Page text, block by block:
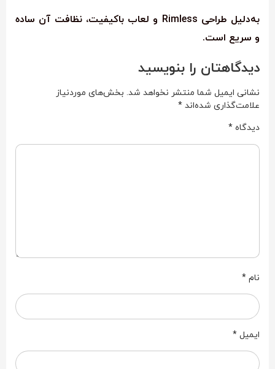
به‌دلیل طراحی Rimless و لعاب باکیفیت، نظافت آن ساده
و سریع است.
دیدگاهتان را بنویسید
نشانی ایمیل شما منتشر نخواهد شد. بخش‌های موردنیاز
علامت‌گذاری شده‌اند *
دیدگاه *
نام *
ایمیل *